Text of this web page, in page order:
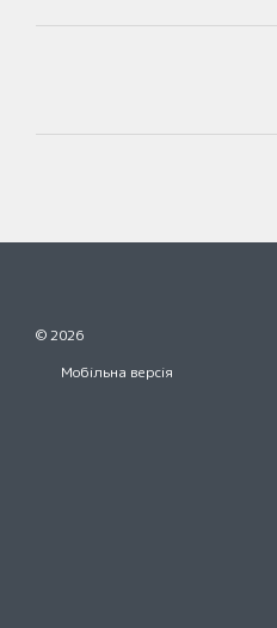
© 2026
Мобільна версія